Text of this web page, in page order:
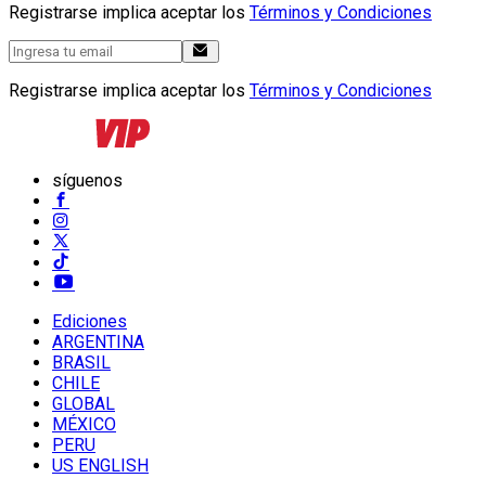
Registrarse implica aceptar los Términos y Condiciones
Registrarse implica aceptar los Términos y Condiciones
síguenos
Ediciones
ARGENTINA
BRASIL
CHILE
GLOBAL
MÉXICO
PERU
US ENGLISH